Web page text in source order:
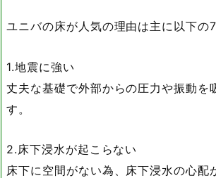
ユニバの床が人気の理由は主に以下の7
1.地震に強い
丈夫な基礎で外部からの圧力や振動を
す。
2.床下浸水が起こらない
床下に空間がない為、床下浸水の心配